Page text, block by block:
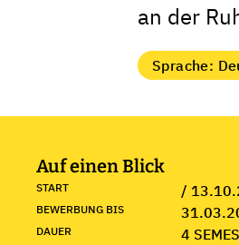
an der
Sprache:
Auf einen Blick
START /
BEWERBUNG BIS
DAUER 4